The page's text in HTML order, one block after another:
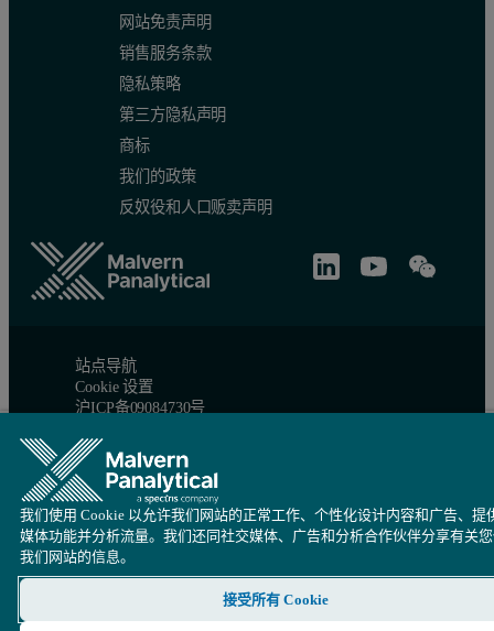
网站免责声明
销售服务条款
隐私策略
第三方隐私声明
商标
我们的政策
反奴役和人口贩卖声明
站点导航
Cookie 设置
沪ICP备09084730号
© 版权所有 2026 - Malvern Panalytical Ltd 是一家
我们使用 Cookie 以允许我们网站的正常工作、个性化设计内容和广告、提
媒体功能并分析流量。我们还同社交媒体、广告和分析合作伙伴分享有关
我们网站的信息。
接受所有 Cookie